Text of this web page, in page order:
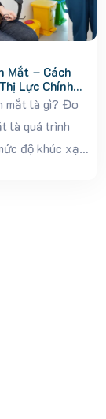
Mắt – Cách
Lực Chính
Thiết
mắt là gì? Đo
là quá trình
độ khúc xạ